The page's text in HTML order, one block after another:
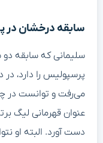
سابقه درخشان در
سلیمانی که سابقه
پرسپولیس را دارد، در
می‌رفت و توانست در
عنوان قهرمانی لیگ
دست آورد. البته او